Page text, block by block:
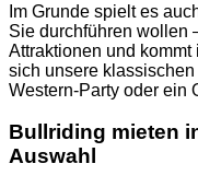
Im Grunde spielt es
Sie durchführen wollen
Attraktionen und
sich unsere
Western-Party oder ein
Bullriding mieten
Auswahl